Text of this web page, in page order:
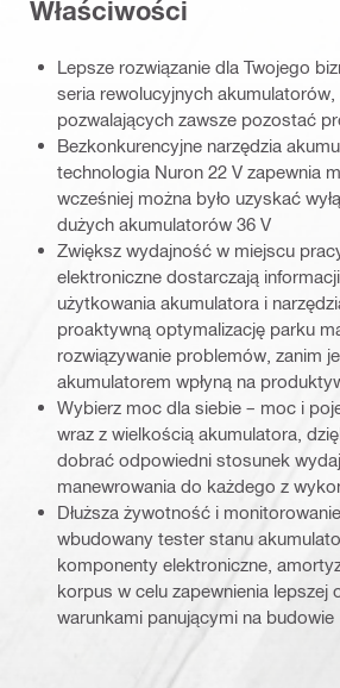
Właściwości
Lepsze rozwiązanie dla Twojego
seria rewolucyjnych akumulatorów,
pozwalających zawsze pozostać
Bezkonkurencyjne narzędzia
technologia Nuron 22 V zapewnia
wcześniej można było uzyskać
dużych akumulatorów 36 V
Zwiększ wydajność w miejscu
elektroniczne dostarczają
użytkowania akumulatora i
proaktywną optymalizację parku
rozwiązywanie problemów, zanim
akumulatorem wpłyną na
Wybierz moc dla siebie – moc i
wraz z wielkością akumulatora,
dobrać odpowiedni stosunek
manewrowania do każdego z
Dłuższa żywotność i
wbudowany tester stanu
komponenty elektroniczne,
korpus w celu zapewnienia lepszej
warunkami panującymi na budowie